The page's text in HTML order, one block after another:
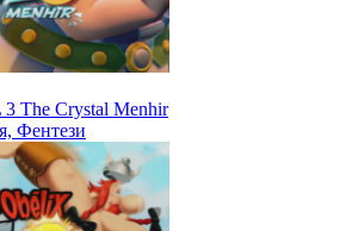
The Crystal Menhir
Фентези